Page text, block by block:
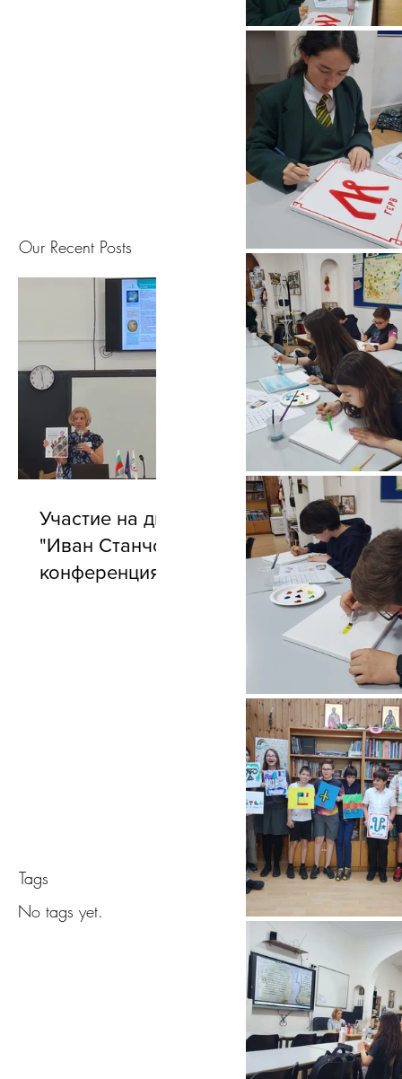
Our Recent Posts
Участие на директора на БУ
"Иван Станчов" в годишната
конференция на АБУЧ
Обява
в
Tags
No tags yet.